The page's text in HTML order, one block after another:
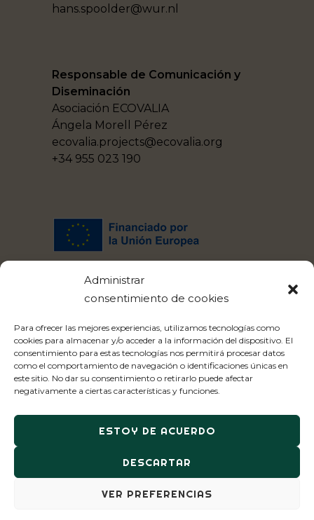
Administrar
consentimiento de cookies
Para ofrecer las mejores experiencias, utilizamos tecnologías como
cookies para almacenar y/o acceder a la información del dispositivo. El
consentimiento para estas tecnologías nos permitirá procesar datos
como el comportamiento de navegación o identificaciones únicas en
este sitio. No dar su consentimiento o retirarlo puede afectar
negativamente a ciertas características y funciones.
ESTOY DE ACUERDO
DESCARTAR
VER PREFERENCIAS
hans.spoolder@wur.nl
Responsable de Comunicación y
Diseminación
Asociación ECOVALIA
Ángela Morell Pérez
ecovalia.projects@ecovalia.org
+34 955 023 190